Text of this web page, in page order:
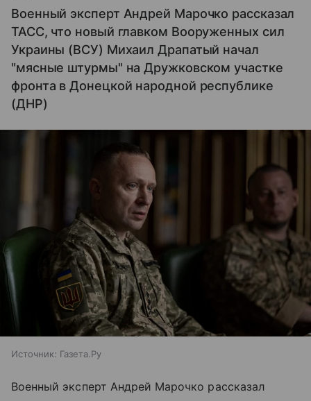
Военный эксперт Андрей Марочко рассказал
ТАСС, что новый главком Вооруженных сил
Украины (ВСУ) Михаил Драпатый начал
"мясные штурмы" на Дружковском участке
фронта в Донецкой народной республике
(ДНР)
Источник: Газета.Ру
Военный эксперт Андрей Марочко рассказал